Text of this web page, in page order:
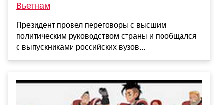
Вьетнам
Президент провел переговоры с высшим
политическим руководством страны и пообщался
с выпускниками российских вузов...